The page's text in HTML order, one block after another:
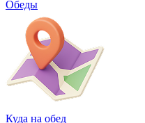
Обеды
Куда на обед